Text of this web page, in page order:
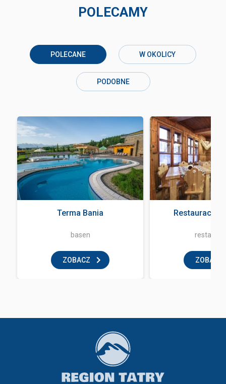
POLECAMY
POLECANE W OKOLICY
PODOBNE
Terma Bania
basen
ZOBACZ
Restauracja
ZOBACZ